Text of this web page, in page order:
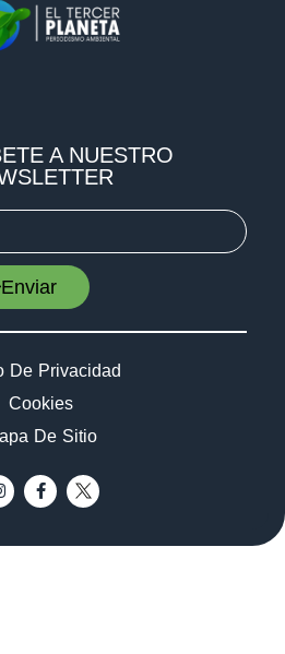
A NUESTRO
Enviar
De Privacidad
Cookies
De Sitio